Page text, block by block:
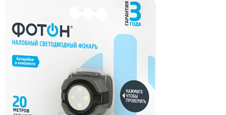
Блог
Помощь
Контакты